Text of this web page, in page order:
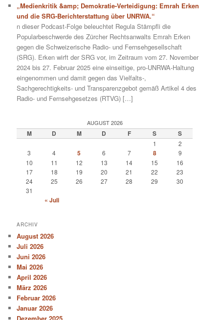
„Medienkritik &amp; Demokratie-Verteidigung: Emrah Erken
und die SRG-Berichterstattung über UNRWA.“
n dieser Podcast-Folge beleuchtet Regula Stämpfli die
Popularbeschwerde des Zürcher Rechtsanwalts Emrah Erken
gegen die Schweizerische Radio- und Fernsehgesellschaft
(SRG). Erken wirft der SRG vor, im Zeitraum vom 27. November
2024 bis 27. Februar 2025 eine einseitige, pro-UNRWA-Haltung
eingenommen und damit gegen das Vielfalts-,
Sachgerechtigkeits- und Transparenzgebot gemäß Artikel 4 des
Radio- und Fernsehgesetzes (RTVG) […]
AUGUST 2026
M D M D F S S
1
2
3
4 5 6 7 8
9
10
11 12 13 14 15
16
17
18 19 20 21 22
23
24
25 26 27 28 29
30
31
« Juli
ARCHIV
August 2026
Juli 2026
Juni 2026
Mai 2026
April 2026
März 2026
Februar 2026
Januar 2026
Dezember 2025